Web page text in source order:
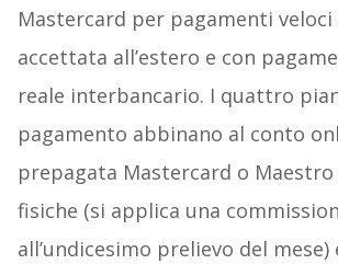
Mastercard per pagamenti veloci
accettata all’estero e con
reale interbancario. I quattro
pagamento abbinano al conto
prepagata Mastercard o Maestro
fisiche (si applica una
all’undicesimo prelievo del